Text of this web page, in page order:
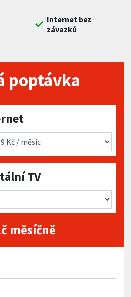
Internet bez
závazků
poptávka
TV
měsíčně